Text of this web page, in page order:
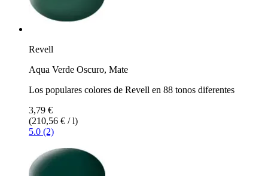
Revell
Aqua Verde Oscuro, Mate
Los populares colores de Revell en 88 tonos diferentes
3,79 €
(210,56 € / l)
5.0 (2)